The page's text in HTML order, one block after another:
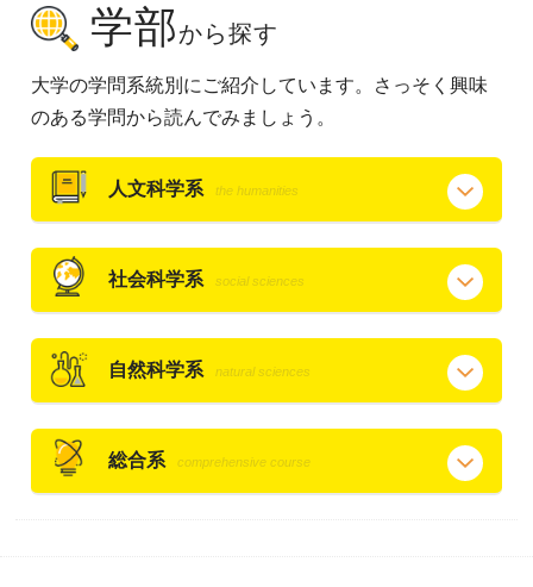
学部から探す
大学の学問系統別にご紹介しています。さっそく興味
のある学問から読んでみましょう。
人文科学系 the humanities
社会科学系 social sciences
自然科学系 natural sciences
総合系 comprehensive course